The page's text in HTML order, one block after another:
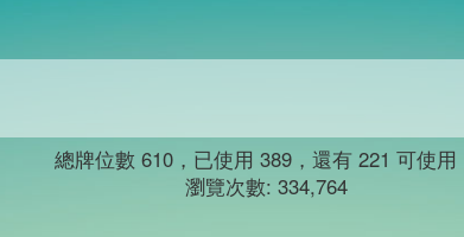
總牌位數 610 ，已使用 389 ，還有 221 可使用
瀏覽次數: 334,764